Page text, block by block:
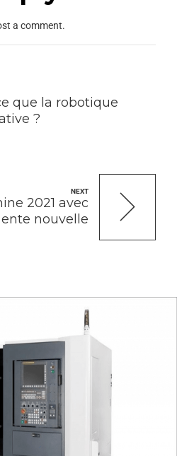
a comment.
que la robotique
?
NEXT
2021 avec
nouvelle